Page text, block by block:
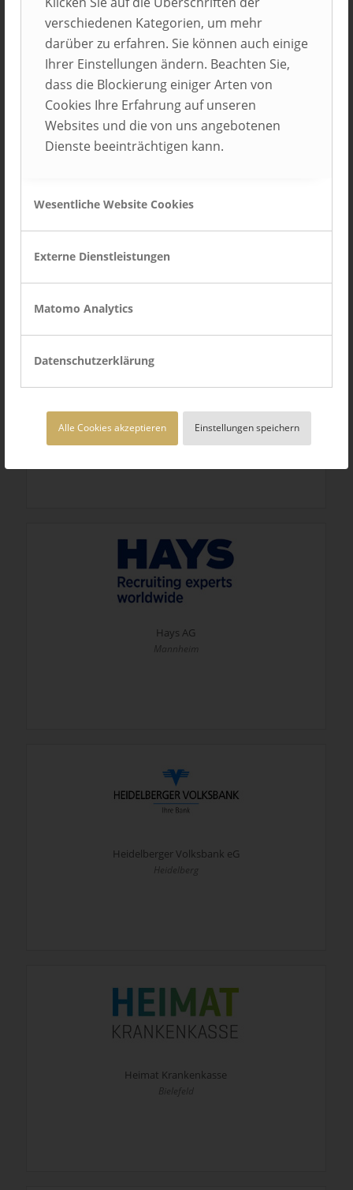
verschiedenen Kategorien, um mehr
darüber zu erfahren. Sie können auch einige
Ihrer Einstellungen ändern. Beachten Sie,
dass die Blockierung einiger Arten von
Cookies Ihre Erfahrung auf unseren
Websites und die von uns angebotenen
Dienste beeinträchtigen kann.
Wesentliche Website Cookies
Externe Dienstleistungen
Matomo Analytics
Datenschutzerklärung
Alle Cookies akzeptieren Einstellungen speichern
Schiltach
HARTING Stiftung & Co. KG
Espelkamp
Hays AG
Mannheim
Heidelberger Volksbank eG
Heidelberg
Heimat Krankenkasse
Bielefeld